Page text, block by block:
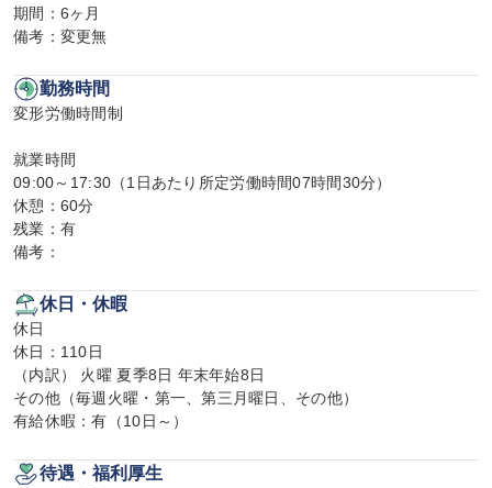
期間：6ヶ月
備考：変更無
勤務時間
変形労働時間制
就業時間
09:00～17:30（1日あたり所定労働時間07時間30分）
休憩：60分
残業：有
備考：
休日・休暇
休日
休日：110日
（内訳） 火曜 夏季8日 年末年始8日
その他（毎週火曜・第一、第三月曜日、その他）
有給休暇：有（10日～）
待遇・福利厚生